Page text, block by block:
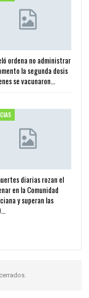
ordena no administrar
la segunda dosis
se vacunaron…
diarias rozan el
en la Comunidad
y superan las